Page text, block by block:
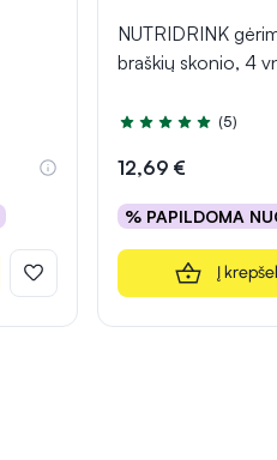
NUTRIDRINK
braškių skonio, 4
Įvertinimas 4.8 iš 5
(5)
12,69 €
% PAPILDOMA
Į